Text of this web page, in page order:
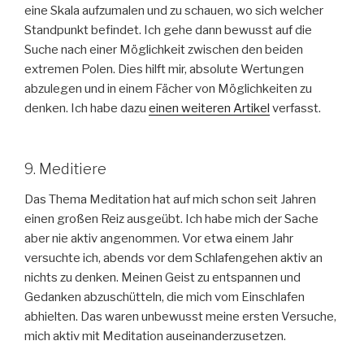
eine Skala aufzumalen und zu schauen, wo sich welcher
Standpunkt befindet. Ich gehe dann bewusst auf die
Suche nach einer Möglichkeit zwischen den beiden
extremen Polen. Dies hilft mir, absolute Wertungen
abzulegen und in einem Fächer von Möglichkeiten zu
denken. Ich habe dazu einen weiteren Artikel verfasst.
9. Meditiere
Das Thema Meditation hat auf mich schon seit Jahren
einen großen Reiz ausgeübt. Ich habe mich der Sache
aber nie aktiv angenommen. Vor etwa einem Jahr
versuchte ich, abends vor dem Schlafengehen aktiv an
nichts zu denken. Meinen Geist zu entspannen und
Gedanken abzuschütteln, die mich vom Einschlafen
abhielten. Das waren unbewusst meine ersten Versuche,
mich aktiv mit Meditation auseinanderzusetzen.